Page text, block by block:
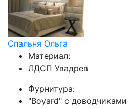
Спальня Ольга
Материал:
ЛДСП Увадрев
Фурнитура:
"Boyard" с доводчиками